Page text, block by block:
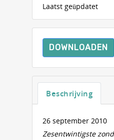
Laatst geüpdatet
DOWNLOADEN
Beschrijving
26 september 2010
Zesentwintigste